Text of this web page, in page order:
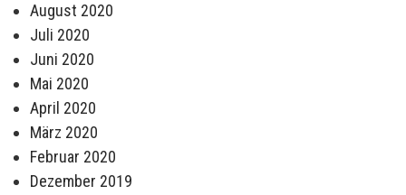
August 2020
Juli 2020
Juni 2020
Mai 2020
April 2020
März 2020
Februar 2020
Dezember 2019